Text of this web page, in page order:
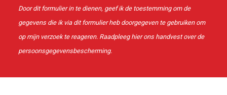
Door dit formulier in te dienen, geef ik de toestemming om de
gegevens die ik via dit formulier heb doorgegeven te gebruiken om
op mijn verzoek te reageren. Raadpleeg hierons handvest over de
persoonsgegevensbescherming.